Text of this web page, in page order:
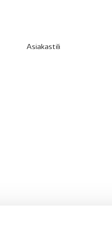
Asiakastili